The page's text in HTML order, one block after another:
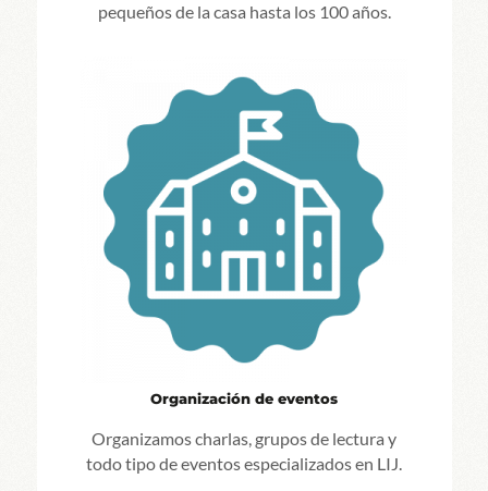
pequeños de la casa hasta los 100 años.
Organización de eventos
Organizamos charlas, grupos de lectura y
todo tipo de eventos especializados en LIJ.